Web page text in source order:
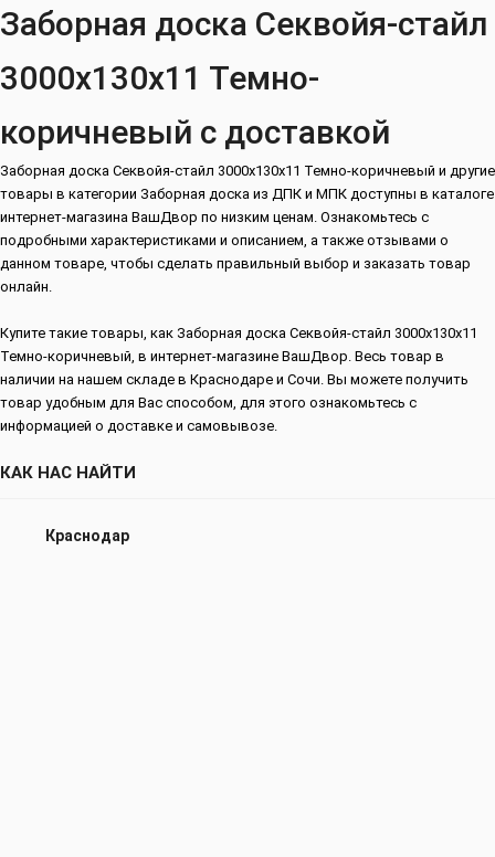
Заборная доска Секвойя-стайл
3000х130х11 Темно-
коричневый с доставкой
Заборная доска Секвойя-стайл 3000х130х11 Темно-коричневый и другие
товары в категории Заборная доска из ДПК и МПК доступны в каталоге
интернет-магазина ВашДвор по низким ценам. Ознакомьтесь с
подробными характеристиками и описанием, а также отзывами о
данном товаре, чтобы сделать правильный выбор и заказать товар
онлайн.
Купите такие товары, как Заборная доска Секвойя-стайл 3000х130х11
Темно-коричневый, в интернет-магазине ВашДвор. Весь товар в
наличии на нашем складе в Краснодаре и Сочи. Вы можете получить
товар удобным для Вас способом, для этого ознакомьтесь с
информацией о доставке и самовывозе.
КАК НАС НАЙТИ
Краснодар